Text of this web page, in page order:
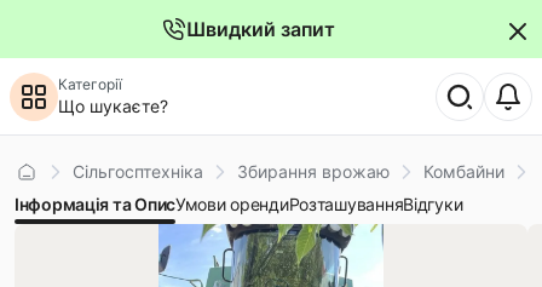
Швидкий запит
Категорії
Що шукаєте?
ГоловнаСільгосптехніка Збирання врожаю Комбайни
Інформація та ОписУмови орендиРозташуванняВідгуки